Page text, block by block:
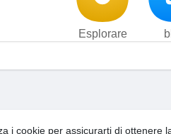
i cookie per assicurarti di ottenere
Esplorare
Condizioni d'uso · Privacy Policy ·